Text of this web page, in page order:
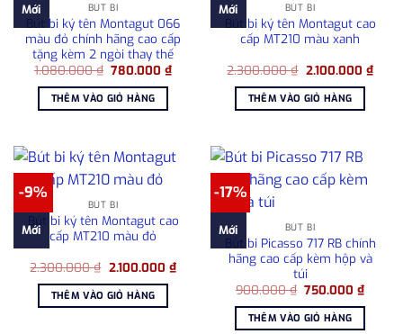
Mới BÚT BI
Bút bi ký tên Montagut 066
màu đỏ chính hãng cao cấp
tặng kèm 2 ngòi thay thế
1.080.000₫ Giá
là:
1.080.000 ₫.
780.000₫Giá
hiện
THÊM VÀO GIỎ HÀNG
Mới BÚT BI
Bút bi ký tên Montagut cao
cấp MT210 màu xanh
2.300.000₫ Giá
là:
2.300.000 ₫.
2.100.000 ₫Giá
hiện
THÊM VÀO GIỎ HÀNG
-9%
Mới
BÚT BI
Bút bi ký tên Montagut cao
cấp MT210 màu đỏ
2.300.000₫ Giá
là:
2.300.000 ₫.
2.100.000 ₫Giá
THÊM VÀO GIỎ HÀNG
-17%
Mới BÚT BI
Bút bi Picasso 717 RB chính
hãng cao cấp kèm hộp và
túi
900.000₫ Giá
là:
900.000 ₫.
750.000₫Giá
THÊM VÀO GIỎ HÀNG